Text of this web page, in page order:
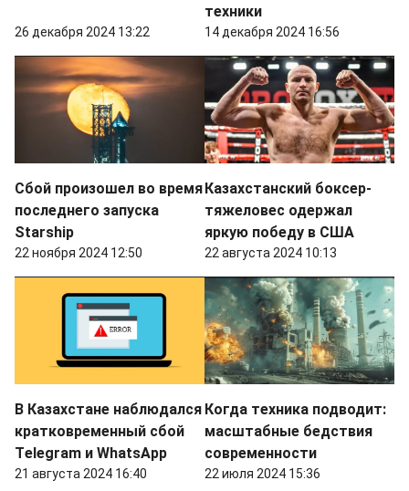
26 декабря 2024 13:22
техники
14 декабря 2024 16:56
Сбой произошел во время
последнего запуска
Starship
22 ноября 2024 12:50
Казахстанский боксер-
тяжеловес одержал
яркую победу в США
22 августа 2024 10:13
В Казахстане наблюдался
кратковременный сбой
Тelegram и WhatsApp
21 августа 2024 16:40
Когда техника подводит:
масштабные бедствия
современности
22 июля 2024 15:36